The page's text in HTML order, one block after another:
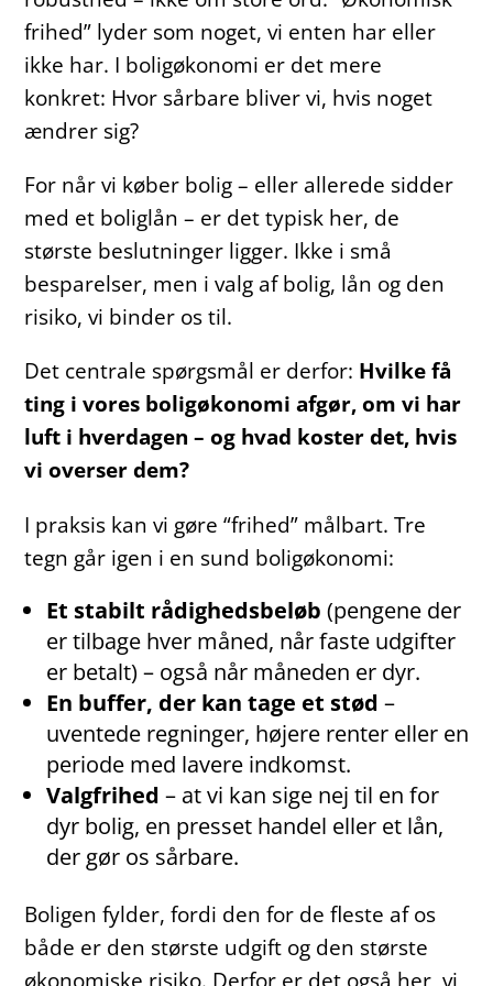
frihed” lyder som noget, vi enten har eller
ikke har. I boligøkonomi er det mere
konkret: Hvor sårbare bliver vi, hvis noget
ændrer sig?
For når vi køber bolig – eller allerede sidder
med et boliglån – er det typisk her, de
største beslutninger ligger. Ikke i små
besparelser, men i valg af bolig, lån og den
risiko, vi binder os til.
Det centrale spørgsmål er derfor: Hvilke få
ting i vores boligøkonomi afgør, om vi har
luft i hverdagen – og hvad koster det, hvis
vi overser dem?
I praksis kan vi gøre “frihed” målbart. Tre
tegn går igen i en sund boligøkonomi:
Et stabilt rådighedsbeløb (pengene der
er tilbage hver måned, når faste udgifter
er betalt) – også når måneden er dyr.
En buffer, der kan tage et stød –
uventede regninger, højere renter eller en
periode med lavere indkomst.
Valgfrihed – at vi kan sige nej til en for
dyr bolig, en presset handel eller et lån,
der gør os sårbare.
Boligen fylder, fordi den for de fleste af os
både er den største udgift og den største
økonomiske risiko. Derfor er det også her, vi